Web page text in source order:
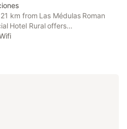
km from Las Médulas Roman
Hotel Rural offers
outdoor swimming pool, free
a terrace.